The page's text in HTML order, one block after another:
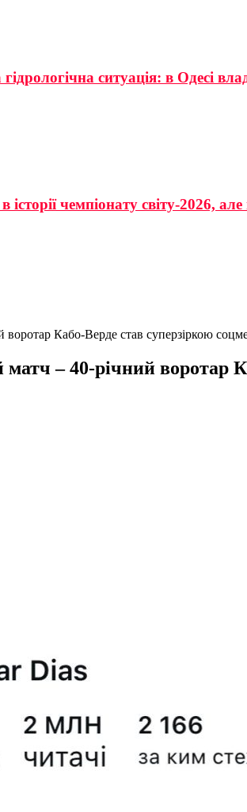
ситуація: в Одесі
чемпіонату світу-2026,
Кабо-Верде став суперзіркою
– 40-річний воротар